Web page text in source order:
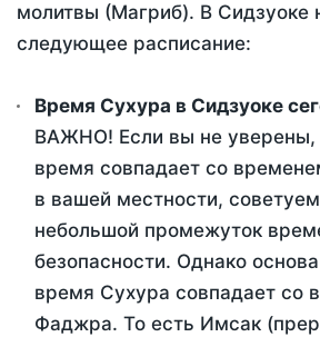
молитвы (Магриб). В Сидзуоке
следующее расписание:
Время Сухура в Сидзуоке
ВАЖНО! Если вы не уверены,
время совпадает со
в вашей местности,
небольшой промежуток
безопасности. Однако
время Сухура совпадает со
Фаджра. То есть Имсак